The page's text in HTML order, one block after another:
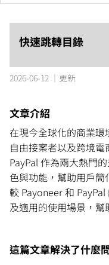
快速跳轉目錄
2026-06-12 ｜更新
文章介紹
在現今全球化的商業環
自由接案者以及跨境
PayPal 作為兩大熱門
色與功能，幫助用戶
較 Payoneer 和
及適用的使用場景，幫
這篇文章解決了什麼